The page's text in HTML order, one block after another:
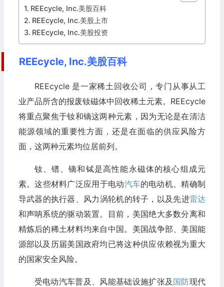
REEcycle, Inc.美股百科
REEcycle, Inc.美股上市
REEcycle, Inc.美股投资
REEcycle, Inc.美股百科
REEcycle 是一家稀土回收公司，专门从事从工
业产品所含的报废钕磁体中回收稀土元素。REEcycle
将重点聚焦于钕和镝这两种元素，因为无论是在清洁
能源领域的重要性方面，还是在面临的供应风险方
面，这两种元素均位居前列。
钕、镨、镝和铽是高性能永磁体的核心组成元
素。这些材料广泛应用于电动汽车的电动机、精确制
导武器的执行器、风力涡轮机的转子，以及先进雷达
和声呐系统的驱动装置。目前，美国绝大多数分离和
精炼后的稀土材料均来自中国。美国战争部、美国能
源部以及历届美国政府均已将这种供应依赖视为重大
的国家安全风险。
受电动汽车普及、风能基础设施扩张及 国防现代